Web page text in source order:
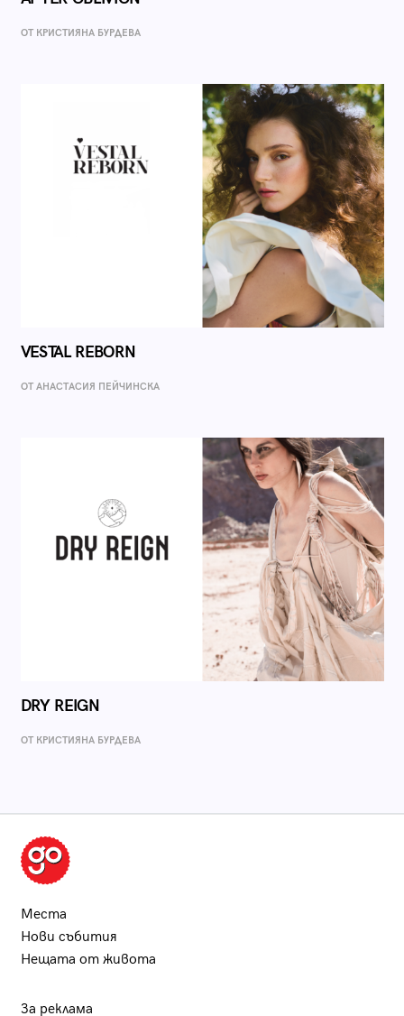
ОТ КРИСТИЯНА БУРДЕВА
VESTAL REBORN
ОТ AНАСТАСИЯ ПЕЙЧИНСКА
DRY REIGN
ОТ КРИСТИЯНА БУРДЕВА
Места
Нови събития
Нещата от живота
За реклама